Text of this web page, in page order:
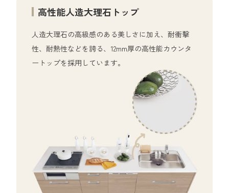
高性能人造大理石トップ
人造大理石の高級感のある美しさに加え、耐衝撃
性、耐熱性などを誇る、 12mm厚の高性能カウンタ
ートップを採用しています。